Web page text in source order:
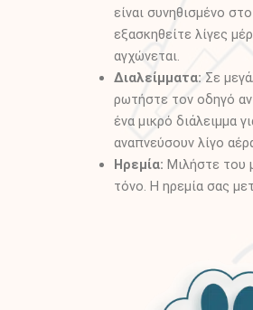
είναι συνηθισμένο
εξασκηθείτε λίγες
αγχώνεται.
Διαλείμματα: Σε
ρωτήστε τον οδηγό
ένα μικρό διάλειμμα
αναπνεύσουν λίγο
Ηρεμία: Μιλήστε του
τόνο. Η ηρεμία σας